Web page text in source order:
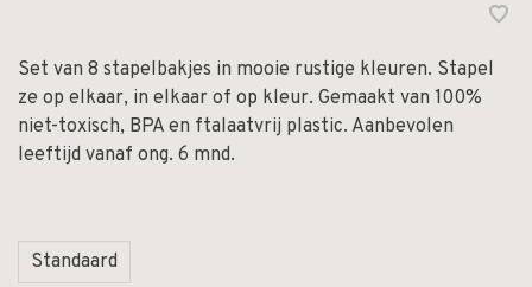
‎‎Set van 8 stapelbakjes in mooie rustige kleuren. Stapel
ze op elkaar, in elkaar of op kleur‎. Gemaakt van 100%
niet-toxisch, BPA en ftalaatvrij plastic. Aanbevolen
leeftijd vanaf ong. 6 mnd.
Standaard